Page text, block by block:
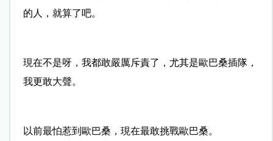
的人，就算了吧。
現在不是呀，我都敢嚴厲斥責了，尤其是歐巴桑插隊，
我更敢大聲。
以前最怕惹到歐巴桑，現在最敢挑戰歐巴桑。